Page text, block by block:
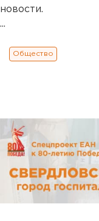
новости.
...
Общество